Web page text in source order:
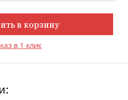
в корзину
в 1 клик